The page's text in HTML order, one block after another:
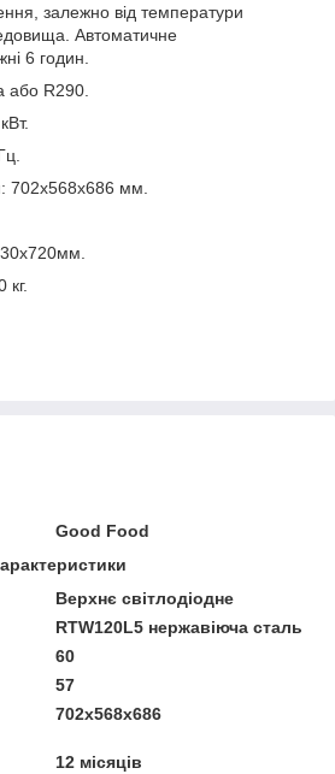
залежно від температури
Автоматичне
6 годин.
або R290.
702x568x686 мм.
кг.
Good Food
Верхнє світлодіодне
RTW120L5 нержавіюча сталь
60
57
702x568x686
12 місяців